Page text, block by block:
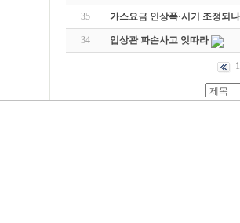
35 가스요금 인상폭·시기 조정되나
34 입상관 파손사고 잇따라
1